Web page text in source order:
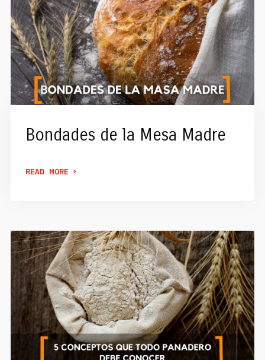
Bondades de la Mesa Madre
READ MORE